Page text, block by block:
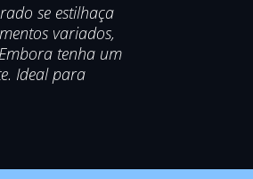
se estilhaça
variados,
tenha um
Ideal para